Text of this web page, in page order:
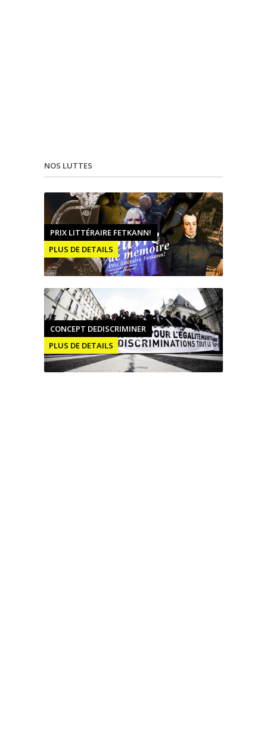
NOS LUTTES
PRIX LITTÉRAIRE FETKANN!
PLUS DE DETAILS
CONCEPT DEDISCRIMINER
PLUS DE DETAILS